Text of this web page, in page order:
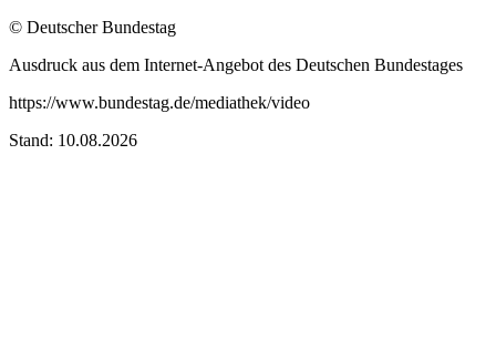
© Deutscher Bundestag
Ausdruck aus dem Internet-Angebot des Deutschen Bundestages
https://www.bundestag.de/mediathek/video
Stand: 10.08.2026